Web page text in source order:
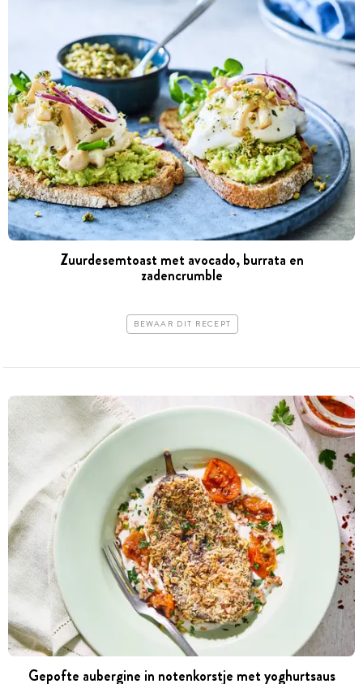
Zuurdesemtoast met avocado, burrata en
zadencrumble
BEWAAR DIT RECEPT
Gepofte aubergine in notenkorstje met yoghurtsaus